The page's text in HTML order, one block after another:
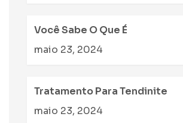
Você Sabe O Que É
maio 23, 2024
Tratamento Para Tendinite
maio 23, 2024